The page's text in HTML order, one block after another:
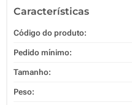
Características
Código do produto:
Pedido mínimo:
Tamanho:
Peso: